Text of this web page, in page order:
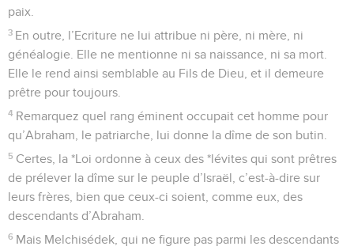
paix.
3 En outre, l’Ecriture ne lui attribue ni père, ni mère, ni
généalogie. Elle ne mentionne ni sa naissance, ni sa mort.
Elle le rend ainsi semblable au Fils de Dieu, et il demeure
prêtre pour toujours.
4 Remarquez quel rang éminent occupait cet homme pour
qu’Abraham, le patriarche, lui donne la dîme de son butin.
5 Certes, la *Loi ordonne à ceux des *lévites qui sont prêtres
de prélever la dîme sur le peuple d’Israël, c’est-à-dire sur
leurs frères, bien que ceux-ci soient, comme eux, des
descendants d’Abraham.
6 Mais Melchisédek, qui ne figure pas parmi les descendants